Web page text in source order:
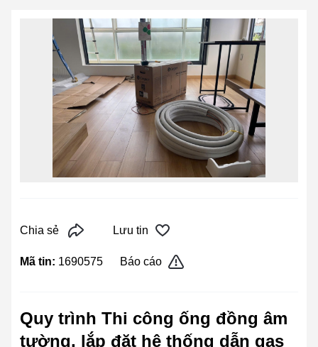
Chia sẻ Lưu tin
Mã tin: 1690575 Báo cáo
Quy trình Thi công ống đồng âm
tường, lắp đặt hệ thống dẫn gas